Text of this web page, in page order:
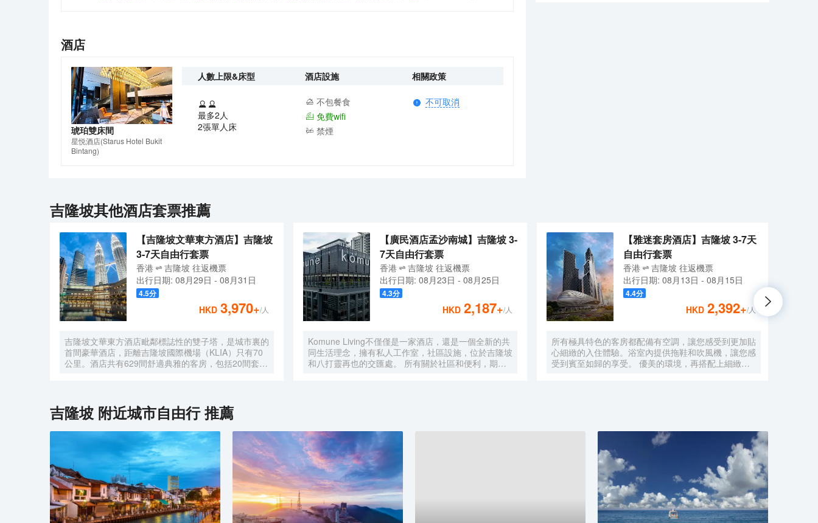
酒店
琥珀雙床間
星悦酒店(Starus Hotel Bukit
Bintang)
人數上限&床型
最多2人
2張單人床
酒店設施
不包餐食
免費wifi
禁煙
相關政策
不可取消
吉隆坡其他酒店套票推薦
【吉隆坡文華東方酒店】吉隆坡
3-7天自由行套票
香港 吉隆坡 往返機票
出行日期: 08月29日 - 08月31日
4.5分
HKD 3,970+/人
吉隆坡文華東方酒店毗鄰標誌性的雙子塔，是城市裏的
首間豪華酒店，距離吉隆坡國際機場（KLIA）只有70
公里。酒店共有629間舒適典雅的客房，包括20間套房
人可專享文華東方會行政貴賓廊設施的優待。客人可以
在房內免費上網。酒店內的餐飲和酒吧令人更加難忘。
客人可以在酒店的7間餐廳，酒吧和休息室盡情享受或
舉辦慶祝活動。酒店設有豐富的會議和宴會設施，包括
一個可容納1,800位賓客的無柱式大宴會廳，鑽石宴會
廳也可容納500位客人。酒店的16個功能室都配備了可
用於研討會，國際會議，展覽，婚禮等活動的視聽設
備。文華東方酒店活力俱樂部及水療中心為賓客提供一
個寧靜的氛圍，完善的健身設備和一流的温泉理療。客
人可以在酒店游泳池內暢遊，欣賞KLCC公園如畫般的
風景。
【廣民酒店孟沙南城】吉隆坡 3-
7天自由行套票
香港 吉隆坡 往返機票
出行日期: 08月23日 - 08月25日
4.3分
HKD 2,187+/人
Komune Living不僅僅是一家酒店，還是一個全新的共
同生活理念，擁有私人工作室，社區設施，位於吉隆坡
和八打靈再也的交匯處。 所有關於社區和便利，期待
【雅迷套房酒店】吉隆坡 3-7天
自由行套票
香港 吉隆坡 往返機票
出行日期: 08月13日 - 08月15日
4.4分
HKD 2,392+/人
所有極具特色的客房都配備有空調，讓您感受到更加貼
心細緻的入住體驗。浴室內提供拖鞋和吹風機，讓您感
受到賓至如歸的享受。 優美的環境，再搭配上細緻周
吉隆坡 附近城市自由行 推薦